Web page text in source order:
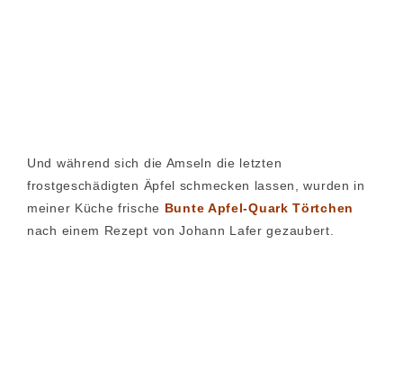
Und während sich die Amseln die letzten
frostgeschädigten Äpfel schmecken lassen, wurden in
meiner Küche frische Bunte Apfel-Quark Törtchen
nach einem Rezept von Johann Lafer gezaubert.